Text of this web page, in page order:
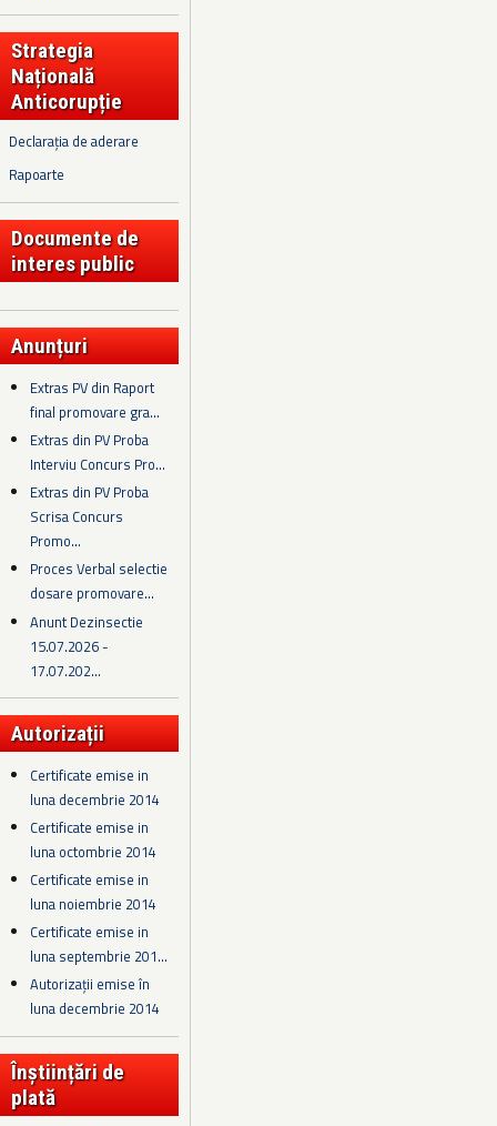
Strategia
Națională
Anticorupție
Declarația de aderare
Rapoarte
Documente de
interes public
Anunțuri
Extras PV din Raport
final promovare gra...
Extras din PV Proba
Interviu Concurs Pro...
Extras din PV Proba
Scrisa Concurs
Promo...
Proces Verbal selectie
dosare promovare...
Anunt Dezinsectie
15.07.2026 -
17.07.202...
Autorizații
Certificate emise in
luna decembrie 2014
Certificate emise in
luna octombrie 2014
Certificate emise in
luna noiembrie 2014
Certificate emise in
luna septembrie 201...
Autorizații emise în
luna decembrie 2014
Înștiințări de
plată